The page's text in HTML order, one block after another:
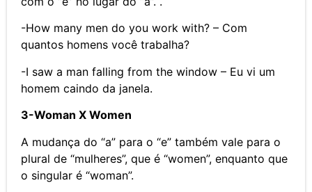
-How many men do you work with? – Com
quantos homens você trabalha?
-I saw a man falling from the window – Eu vi um
homem caindo da janela.
3-Woman X Women
A mudança do “a” para o “e” também vale para o
plural de “mulheres”, que é “women”, enquanto que
o singular é “woman”.